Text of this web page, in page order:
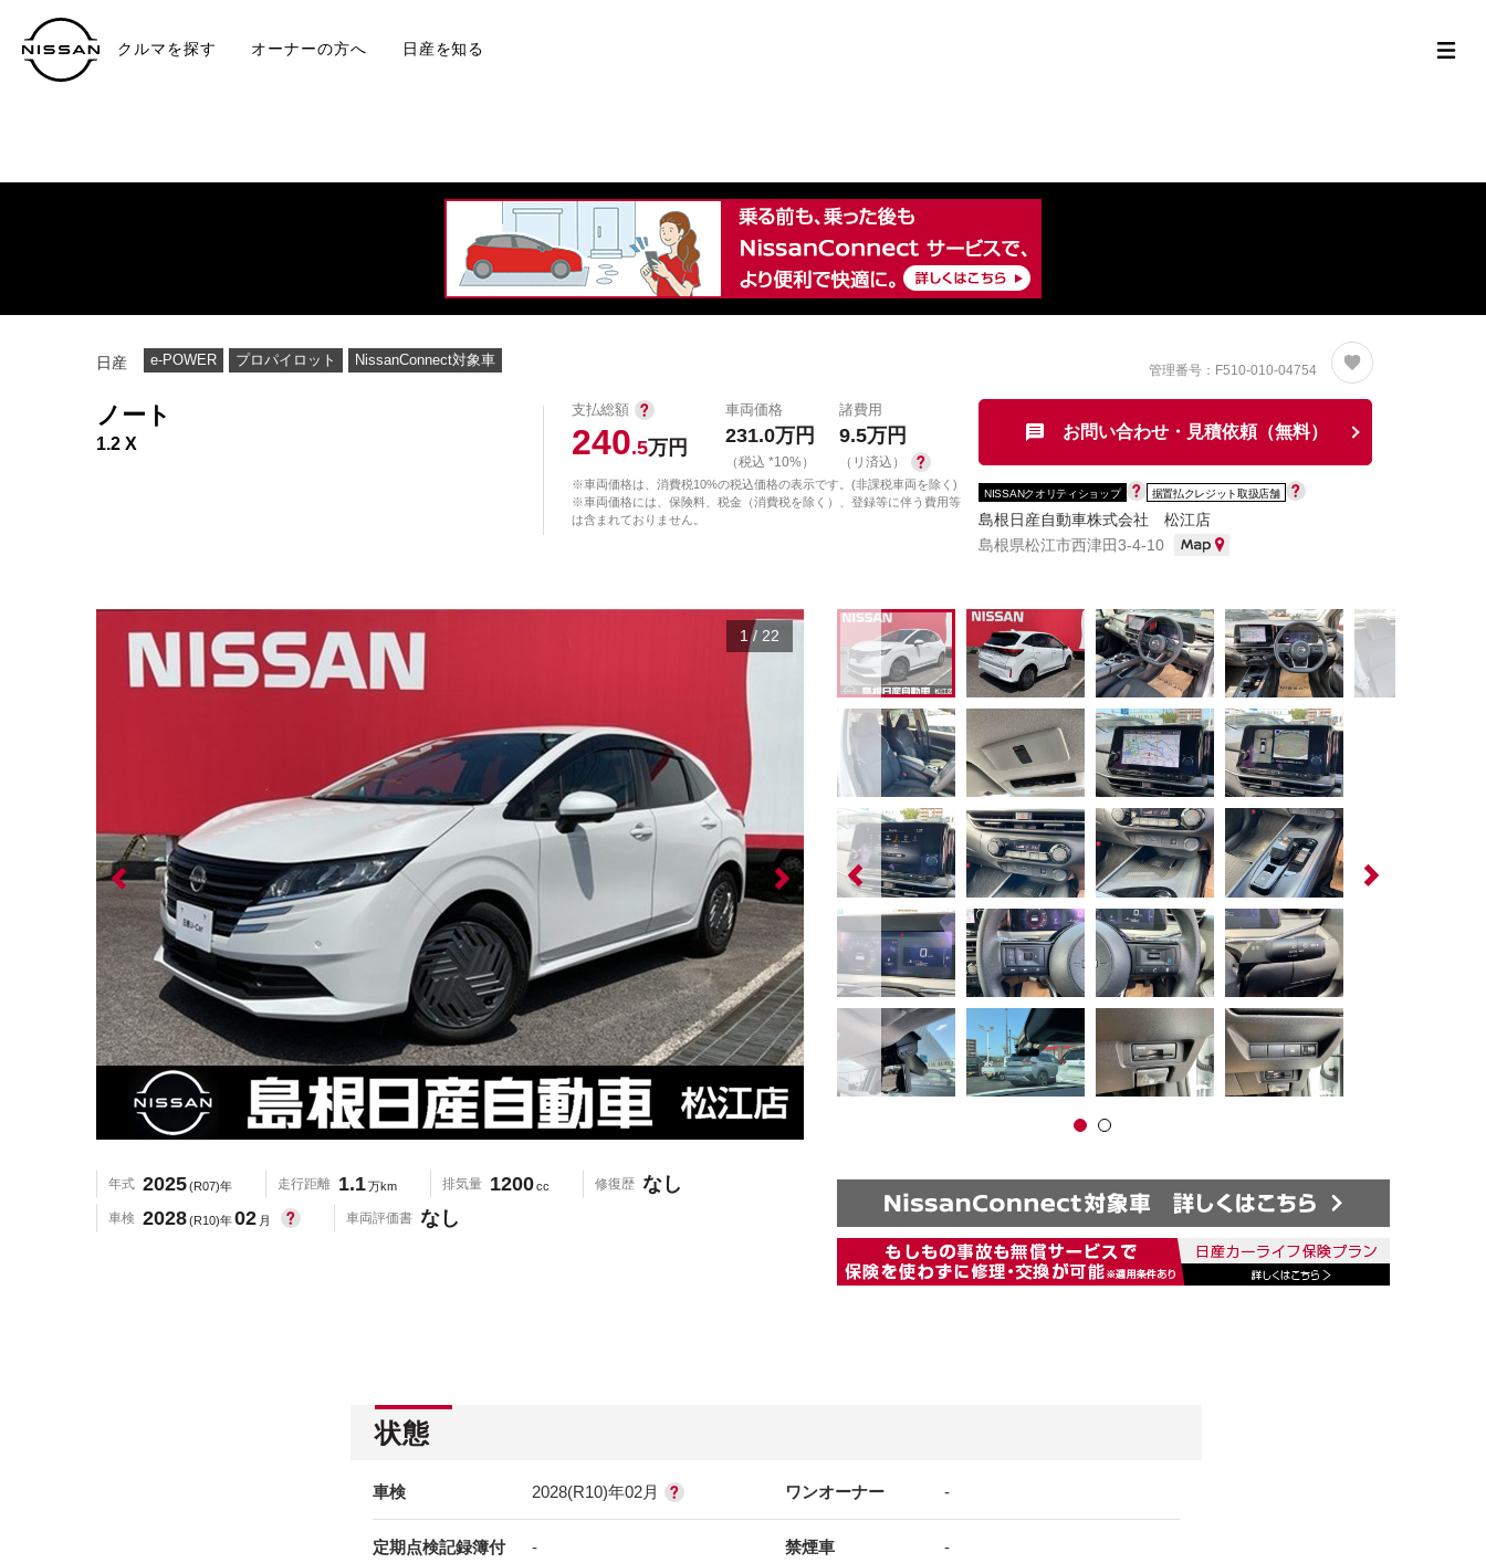
クルマを探す オーナーの方へ 日産を知る
日産 e-POWER プロパイロット NissanConnect対象車
ノート
1.2 X
支払総額
240.5万円
車両価格
231.0万円
（税込 *10%）
諸費用
9.5万円
（リ済込）
※車両価格は、消費税10%の税込価格の表示です。(非課税車両を除く)
※車両価格には、保険料、税金（消費税を除く）、登録等に伴う費用等
は含まれておりません。
管理番号：F510-010-04754
お問い合わせ・見積依頼（無料）
NISSANクオリティショップ 据置払クレジット取扱店舗
島根日産自動車株式会社 松江店
島根県松江市西津田3-4-10
1 / 22
年式 2025(R07)年 走行距離 1.1万km 排気量 1200cc 修復歴 なし
車検 2028(R10)年02 月 車両評価書 なし
状態
車検 2028(R10)年02月 ワンオーナー -
定期点検記録簿付 - 禁煙車 -